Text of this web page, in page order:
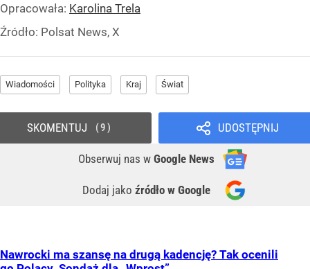
Opracowała: Karolina Trela
Źródło: Polsat News, X
Wiadomości Polityka Kraj Świat
UDOSTĘPNIJ
Obserwuj nas w Google News
Dodaj jako źródło w Google
SKOMENTUJ 9
Nawrocki ma szansę na drugą kadencję? Tak ocenili